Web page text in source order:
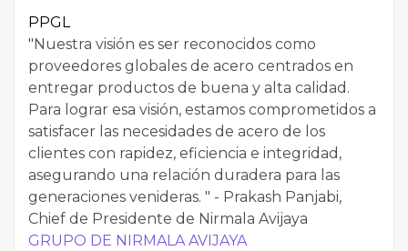
PPGL
"Nuestra visión es ser reconocidos como
proveedores globales de acero centrados en
entregar productos de buena y alta calidad.
Para lograr esa visión, estamos comprometidos a
satisfacer las necesidades de acero de los
clientes con rapidez, eficiencia e integridad,
asegurando una relación duradera para las
generaciones venideras. " - Prakash Panjabi,
Chief de Presidente de Nirmala Avijaya
GRUPO DE NIRMALA AVIJAYA